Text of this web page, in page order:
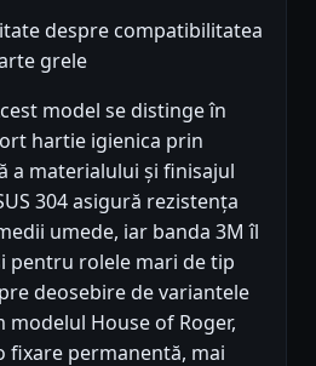
despre compatibilitatea
grele
model se distinge în
hartie igienica prin
a materialului și finisajul
304 asigură rezistența
umede, iar banda 3M îl
pentru rolele mari de tip
deosebire de variantele
modelul House of Roger,
fixare permanentă, mai